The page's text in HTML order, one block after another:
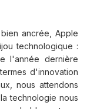
ancrée, Apple
technologique :
l'année dernière
d'innovation
nous attendons
technologie nous